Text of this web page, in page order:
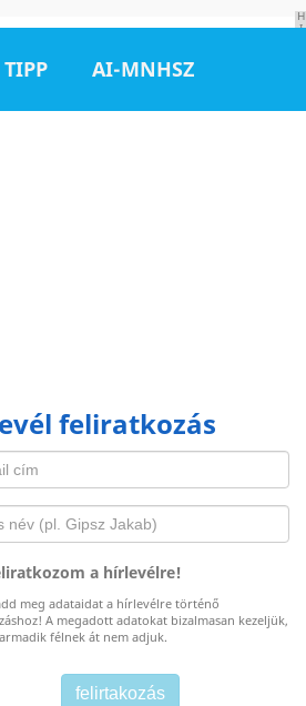
H
I
TIPP AI-MNHSZ
feliratkozás
a hírlevélre!
meg adataidat a hírlevélre történő
A megadott adatokat bizalmasan kezeljük,
félnek át nem adjuk.